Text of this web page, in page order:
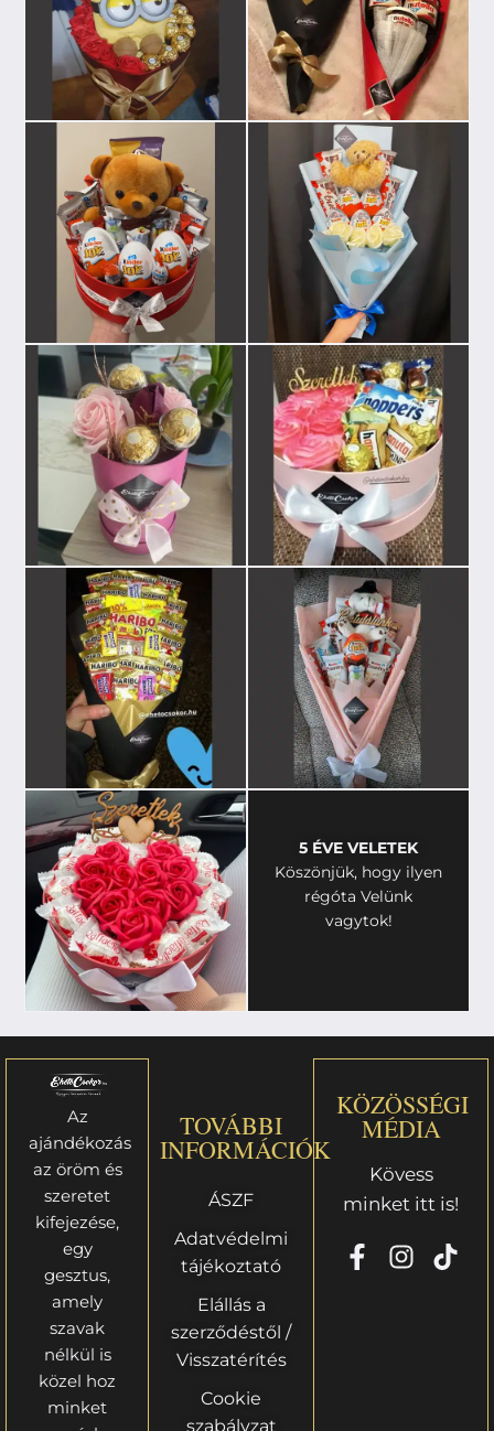
5 ÉVE VELETEK
Köszönjük, hogy ilyen
régóta Velünk
vagytok!
Az
ajándékozás
az öröm és
szeretet
kifejezése,
egy
gesztus,
amely
szavak
nélkül is
közel hoz
minket
TOVÁBBI
INFORMÁCIÓK
ÁSZF
Adatvédelmi
tájékoztató
Elállás a
szerződéstől /
Visszatérítés
Cookie
szabályzat
KÖZÖSSÉGI
MÉDIA
Kövess
minket itt is!